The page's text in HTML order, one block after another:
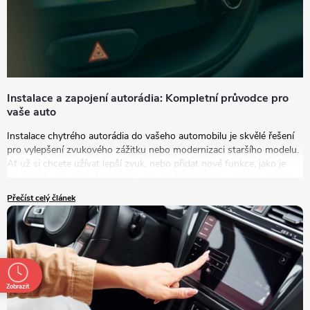
Instalace a zapojení autorádia: Kompletní průvodce pro
vaše auto
Instalace chytrého autorádia do vašeho automobilu je skvělé řešení
pro vylepšení zvukového zážitku nebo modernizaci staršího modelu.
Ať už si chcete užívat lepší zvuk, nebo přidat nové funkce, jako je
autorádia za nový model je tou správnou volbou.
Přečíst celý článek
Zobrazit